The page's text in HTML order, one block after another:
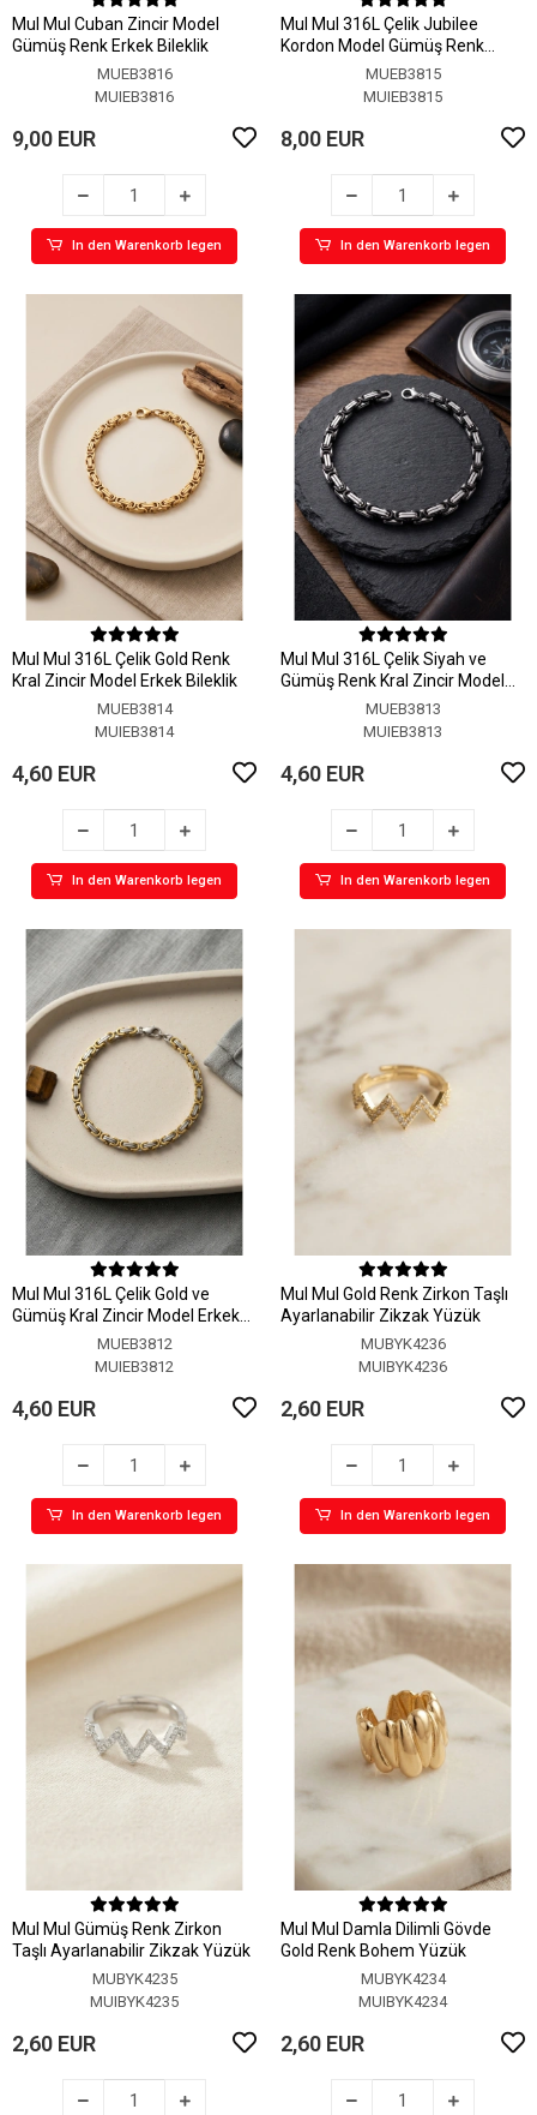
MuI MuI Cuban Zincir Model
Gümüş Renk Erkek Bileklik
MUEB3816
MUIEB3816
9,00 EUR
In den Warenkorb legen
MuI MuI 316L Çelik Jubilee
Kordon Model Gümüş Renk
Erkek BileklikMUEB3815
MUIEB3815
8,00 EUR
In den Warenkorb legen
MuI MuI 316L Çelik Gold Renk
Kral Zincir Model Erkek Bileklik
MUEB3814
MUIEB3814
4,60 EUR
In den Warenkorb legen
MuI MuI 316L Çelik Siyah ve
Gümüş Renk Kral Zincir Model
Erkek BileklikMUEB3813
MUIEB3813
4,60 EUR
In den Warenkorb legen
MuI MuI 316L Çelik Gold ve
Gümüş Kral Zincir Model Erkek
MUEB3812
MUIEB3812
4,60 EUR
In den Warenkorb legen
MuI MuI Gold Renk Zirkon Taşlı
Ayarlanabilir Zikzak Yüzük
MUBYK4236
MUIBYK4236
2,60 EUR
In den Warenkorb legen
MuI MuI Gümüş Renk Zirkon
Taşlı Ayarlanabilir Zikzak Yüzük
MUBYK4235
MUIBYK4235
2,60 EUR
MuI MuI Damla Dilimli Gövde
Gold Renk Bohem Yüzük
MUBYK4234
MUIBYK4234
2,60 EUR